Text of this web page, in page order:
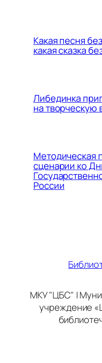
Какая песня
какая сказка
Либединка
на творческую
Методическая
сценарии ко
России
МКУ "ЦБС" |
учреждение